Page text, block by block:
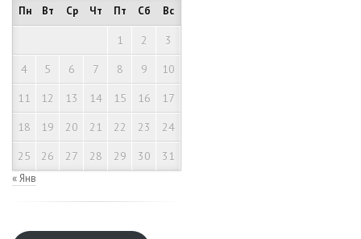
Пн Вт Ср Чт Пт Сб Вс
1 2
3
4
5 6 7 8 9
10
11
12 13 14 15 16
17
18
19 20 21 22 23
24
25
26 27 28 29 30 31
« Янв